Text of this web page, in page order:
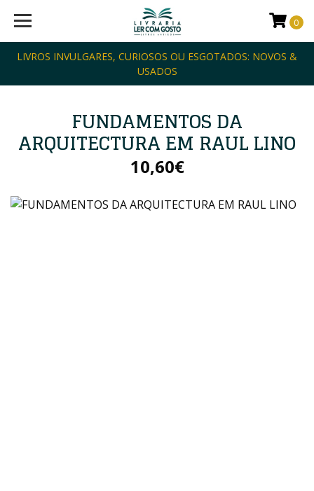
LIVROS INVULGARES, CURIOSOS OU ESGOTADOS: NOVOS &
USADOS
0
FUNDAMENTOS DA
ARQUITECTURA EM RAUL LINO
10,60€